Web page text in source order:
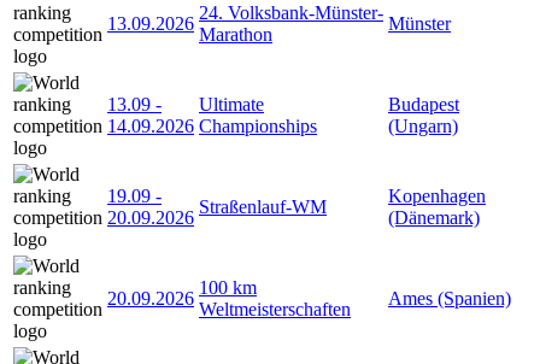
13.09.2026
24. Volksbank-Münster-
Marathon
Münster
13.09 -
14.09.2026
Ultimate
Championships
Budapest
(Ungarn)
19.09 -
20.09.2026
Straßenlauf-WM
Kopenhagen
(Dänemark)
20.09.2026
100 km
Weltmeisterschaften
Ames (Spanien)